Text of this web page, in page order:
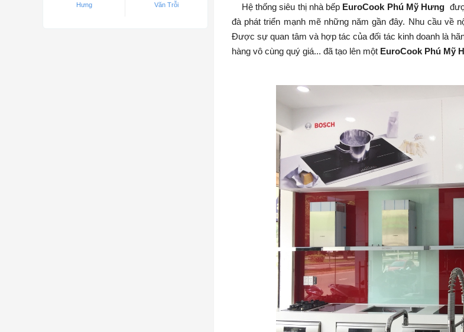
Hưng
Văn Trỗi
Hệ thống siêu thị nhà bếp EuroCook Phú Mỹ Hưng
đà phát triển mạnh mẽ những năm gần đây. Nhu cầu về
Được sự quan tâm và hợp tác của đối tác kinh doanh là
hàng vô cùng quý giá... đã tạo lên một EuroCook Phú Mỹ